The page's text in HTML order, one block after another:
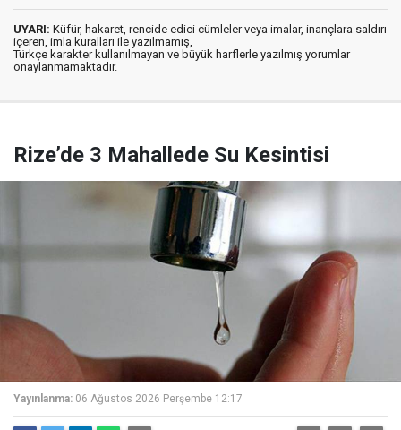
UYARI: Küfür, hakaret, rencide edici cümleler veya imalar, inançlara saldırı
içeren, imla kuralları ile yazılmamış,
Türkçe karakter kullanılmayan ve büyük harflerle yazılmış yorumlar
onaylanmamaktadır.
Rize’de 3 Mahallede Su Kesintisi
Yayınlanma: 06 Ağustos 2026 Perşembe 12:17